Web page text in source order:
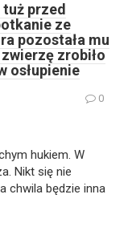
przed
ze
pozostała mu
zrobiło
osłupienie
0
hukiem. W
Nikt się nie
chwila będzie inna